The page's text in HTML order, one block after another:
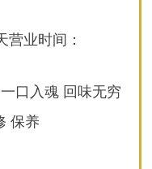
营业时间：
口入魂 回味无穷
保养